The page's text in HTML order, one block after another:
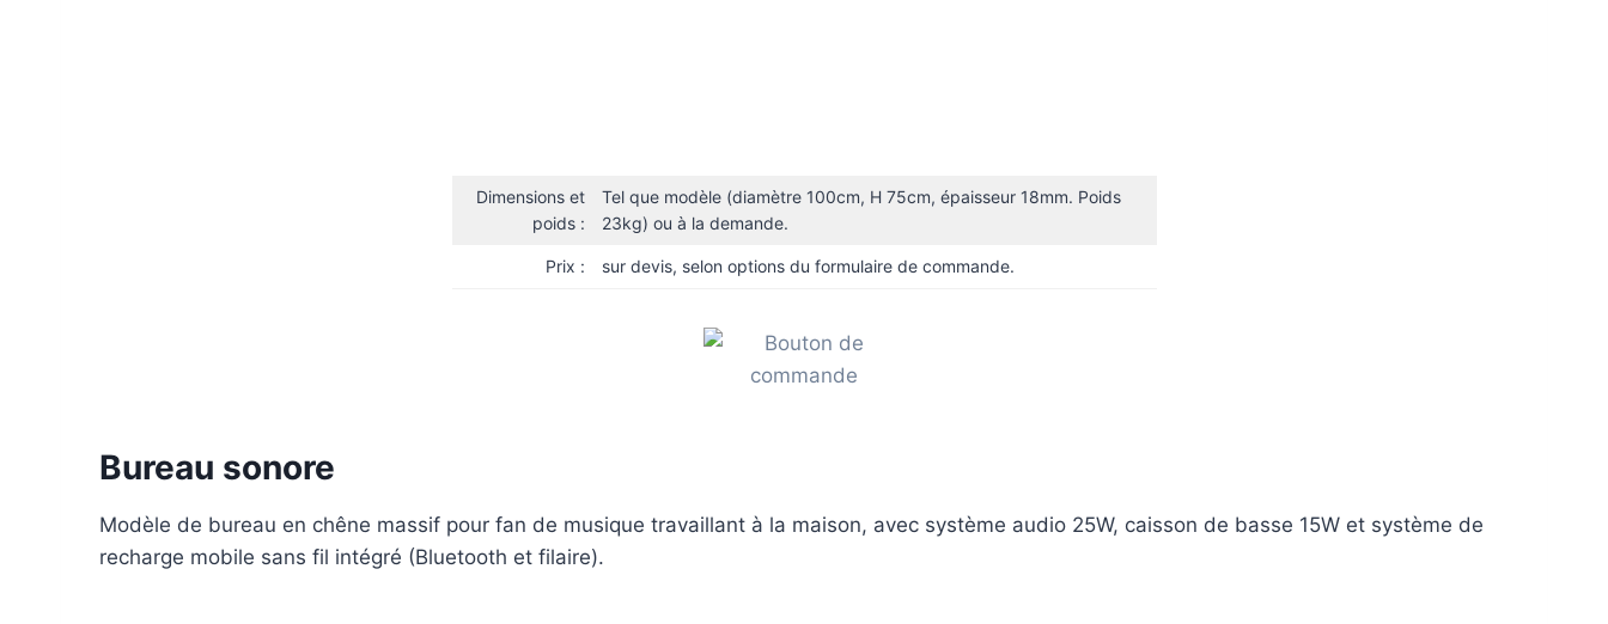
Dimensions et
poids :
Tel que modèle (diamètre 100cm, H 75cm, épaisseur 18mm. Poids
23kg) ou à la demande.
Prix : sur devis, selon options du formulaire de commande.
Bureau sonore
Modèle de bureau en chêne massif pour fan de musique travaillant à la maison, avec système audio 25W, caisson de basse 15W et système de
recharge mobile sans fil intégré (Bluetooth et filaire).